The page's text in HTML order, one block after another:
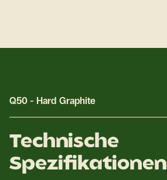
Q50 - Hard Graphite
Technische
Spezifikationen